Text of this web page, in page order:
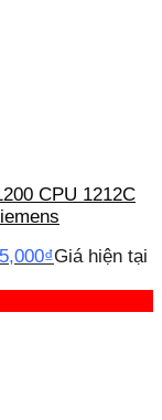
CPU 1212C
₫Giá hiện tại